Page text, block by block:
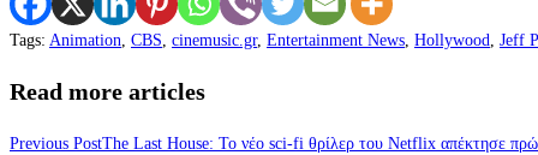
Tags: Animation CBS cinemusic.gr, Entertainment News Hollywood Jeff
Read more articles
Previous PostThe Last House: Το νέο sci-fi θρίλερ του Netflix απέκτησε